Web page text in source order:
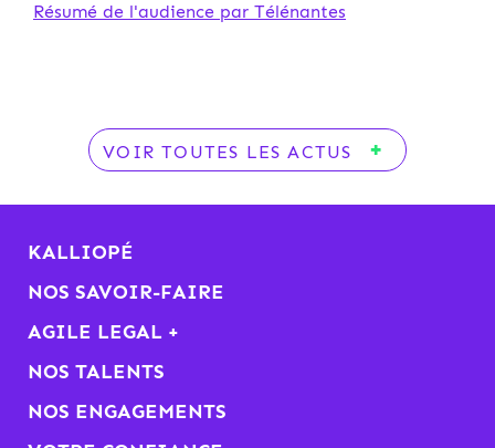
Résumé de l'audience par Télénantes
VOIR TOUTES LES ACTUS
KALLIOPÉ
NOS SAVOIR-FAIRE
AGILE LEGAL +
NOS TALENTS
NOS ENGAGEMENTS